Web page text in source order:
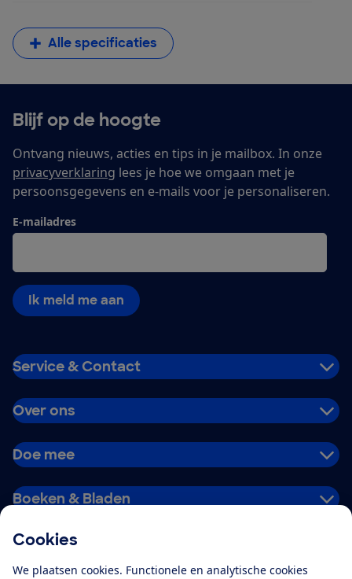
Cookies
We plaatsen cookies. Functionele en analytische cookies
Alle specificaties
Blijf op de hoogte
Ontvang nieuws, acties en tips in je mailbox. In onze
privacyverklaring lees je hoe we omgaan met je
persoonsgegevens en e-mails voor je personaliseren.
E-mailadres
Ik meld me aan
Service & Contact
Over ons
Doe mee
Boeken & Bladen